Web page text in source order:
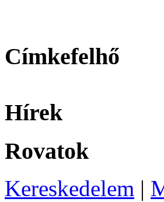
Címkefelhő
Hírek
Rovatok
Kereskedelem |